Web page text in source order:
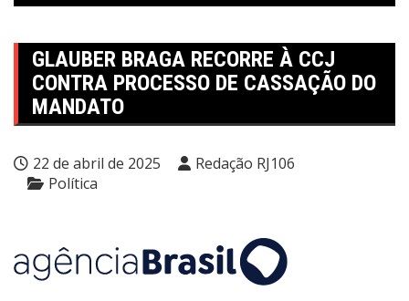
GLAUBER BRAGA RECORRE À CCJ
CONTRA PROCESSO DE CASSAÇÃO DO
MANDATO
22 de abril de 2025
Redação RJ106
Política